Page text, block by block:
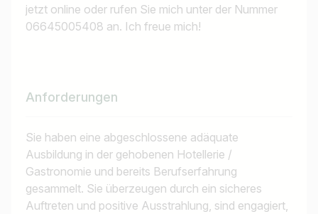
jetzt online oder rufen Sie mich unter der Nummer
06645005408 an. Ich freue mich!
Anforderungen
Sie haben eine abgeschlossene adäquate
Ausbildung in der gehobenen Hotellerie /
Gastronomie und bereits Berufserfahrung
gesammelt. Sie überzeugen durch ein sicheres
Auftreten und positive Ausstrahlung, sind engagiert,